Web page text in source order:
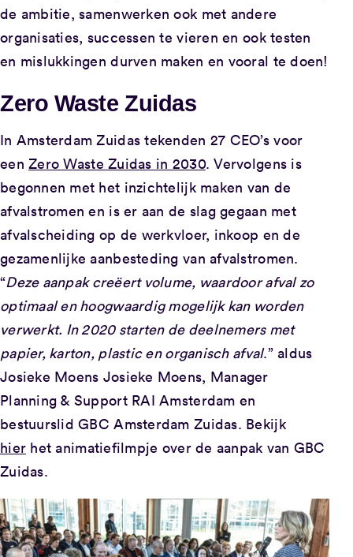
de ambitie, samenwerken ook met andere
organisaties, successen te vieren en ook testen
en mislukkingen durven maken en vooral te doen!
Zero Waste Zuidas
In Amsterdam Zuidas tekenden 27 CEO’s voor
eenZero Waste Zuidas in 2030. Vervolgens is
begonnen met het inzichtelijk maken van de
afvalstromen en is er aan de slag gegaan met
afvalscheiding op de werkvloer, inkoop en de
gezamenlijke aanbesteding van afvalstromen.
“Deze aanpak creëert volume, waardoor afval zo
optimaal en hoogwaardig mogelijk kan worden
verwerkt. In 2020 starten de deelnemers met
papier, karton, plastic en organisch afval.” aldus
Josieke Moens Josieke Moens, Manager
Planning & Support RAI Amsterdam en
bestuurslid GBC Amsterdam Zuidas. Bekijk
hier het animatiefilmpje over de aanpak van GBC
Zuidas.